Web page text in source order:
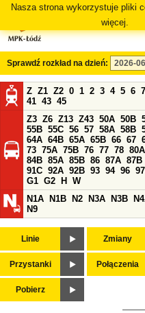
Nasza strona wykorzystuje pliki
więcej.
Sprawdź rozkład na dzień:
Z Z1 Z2 0 1 2 3 4 5 6 7
41 43 45
Z3 Z6 Z13 Z43 50A 50B
55B 55C 56 57 58A 58B
64A 64B 65A 65B 66 67
73 75A 75B 76 77 78 80A
84B 85A 85B 86 87A 87B
91C 92A 92B 93 94 96
G1 G2 H
W
N1A
N1B N2 N3A N3B
N9
Linie Zmiany
Przystanki Połączenia
Pobierz